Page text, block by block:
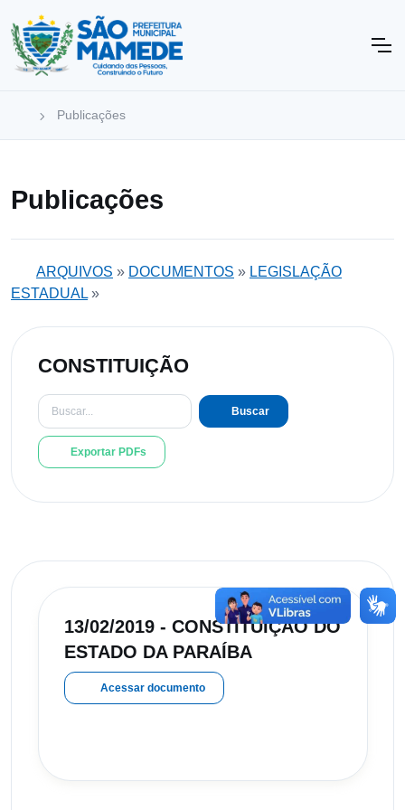
Publicações
Publicações
ARQUIVOS » DOCUMENTOS » LEGISLAÇÃO
ESTADUAL »
CONSTITUIÇÃO
Buscar
Exportar PDFs
13/02/2019 - CONSTITUIÇÃO DO
ESTADO DA PARAÍBA
Acessar documento